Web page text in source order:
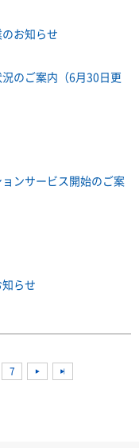
お知らせ
のご案内（6月30日更
ンサービス開始のご案
らせ
7